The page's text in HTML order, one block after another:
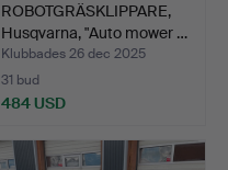
ROBOTGRÄSKLIPPARE,
Husqvarna, "Auto mower …
Klubbades 26 dec 2025
31 bud
484 USD